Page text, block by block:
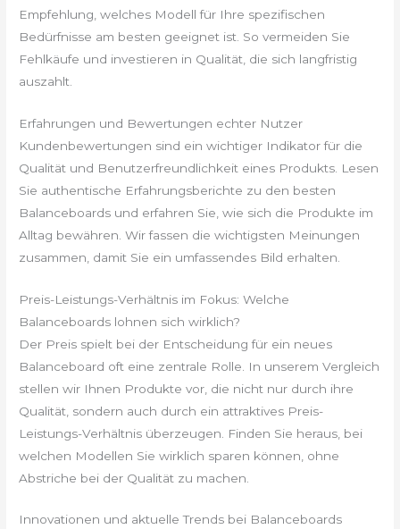
Empfehlung, welches Modell für Ihre spezifischen
Bedürfnisse am besten geeignet ist. So vermeiden Sie
Fehlkäufe und investieren in Qualität, die sich langfristig
auszahlt.
Erfahrungen und Bewertungen echter Nutzer
Kundenbewertungen sind ein wichtiger Indikator für die
Qualität und Benutzerfreundlichkeit eines Produkts. Lesen
Sie authentische Erfahrungsberichte zu den besten
Balanceboards und erfahren Sie, wie sich die Produkte im
Alltag bewähren. Wir fassen die wichtigsten Meinungen
zusammen, damit Sie ein umfassendes Bild erhalten.
Preis-Leistungs-Verhältnis im Fokus: Welche
Balanceboards lohnen sich wirklich?
Der Preis spielt bei der Entscheidung für ein neues
Balanceboard oft eine zentrale Rolle. In unserem Vergleich
stellen wir Ihnen Produkte vor, die nicht nur durch ihre
Qualität, sondern auch durch ein attraktives Preis-
Leistungs-Verhältnis überzeugen. Finden Sie heraus, bei
welchen Modellen Sie wirklich sparen können, ohne
Abstriche bei der Qualität zu machen.
Innovationen und aktuelle Trends bei Balanceboards